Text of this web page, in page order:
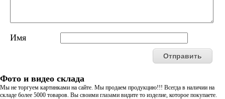
Имя
Фото и видео склада
Мы не торгуем картинками на сайте. Мы продаем продукцию!!! Всегда в наличии на
складе более 5000 товаров. Вы своими глазами видите то изделие, которое покупаете.